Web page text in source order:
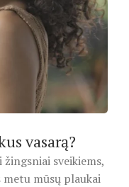
vasarą?
sveikiems,
metu mūsų plaukai